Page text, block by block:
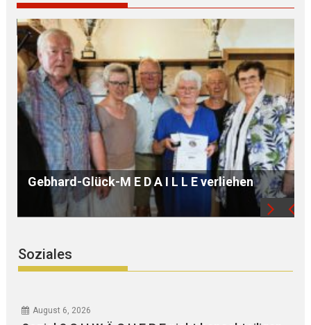
B Ü R G E R S P R E C H S T U N D E mit
WEGER
Soziales
August 6, 2026